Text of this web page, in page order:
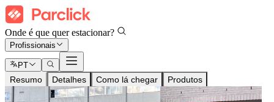
Onde é que quer estacionar?
Profissionais
PT
Resumo Detalhes Como lá chegar Produtos